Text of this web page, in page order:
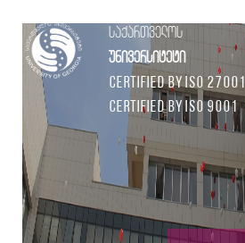
საქართველოს
უნივერსიტეტი
Certified by ISO 27001
Certified by ISO 9001